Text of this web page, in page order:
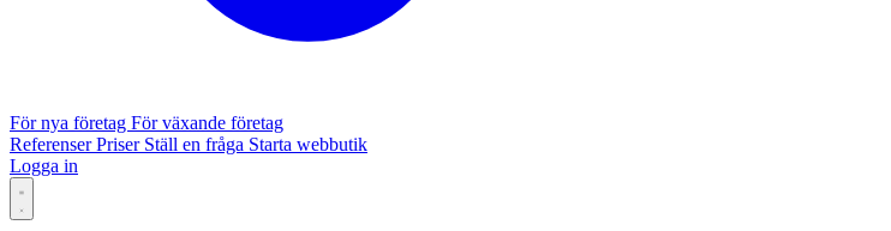
För nya företag För växande företag
ReferenserPriser Ställ en fråga Starta webbutik
Logga in